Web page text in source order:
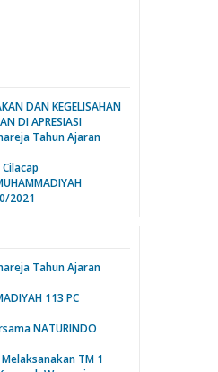
DAN KEGELISAHAN
DI APRESIASI
Tahun Ajaran
2021
Tahun Ajaran
113 PC
NATURINDO
TM 1